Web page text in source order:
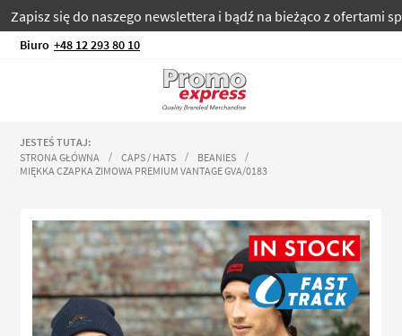
się do naszego newslettera i bądź na bieżąco z ofertami
Biuro +48 12 293 80 10
JESTEŚ TUTAJ:
STRONA GŁÓWNA
CAPS / HATS
BEANIES
MIĘKKA CZAPKA ZIMOWA PREMIUM VANTAGE GVA/0183
Przejdź
na
koniec
galerii